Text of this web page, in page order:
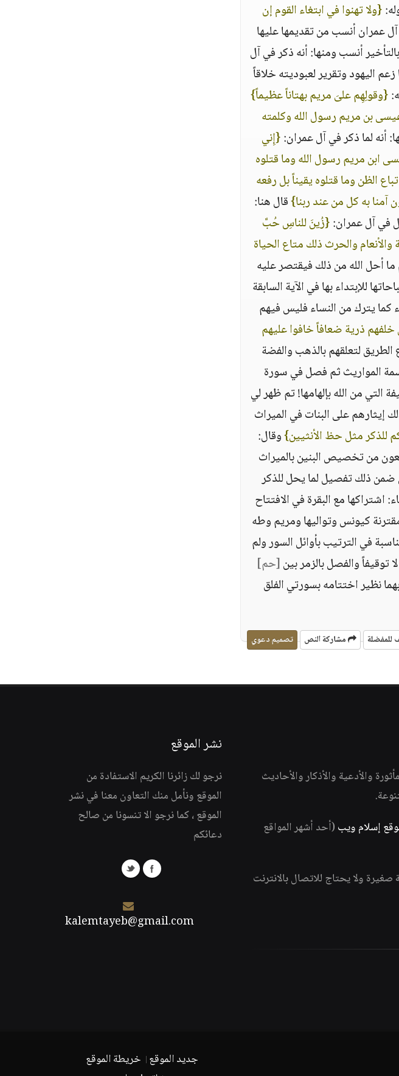
{‏ولا تهنوا في ابتغاء القوم إن
عمران أنسب من تقديمها عليها
أنسب ومنها‏:‏ أنه ذكر في آل
اليهود وتقرير لعبوديته خلاقاً
{‏وقولِهِم علىَ مريم بهتاناً عظيماً‏}
عيسى بن مريم رسول الله وكلمته
أنه لما ذكر في آل عمران‏:‏ {‏إِني
ابن مريم رسول الله وما قتلوه
الظن وما قتلوه يقيناً بل رفعه
آمنا به كل من عند ربنا‏}‏ قال هنا‏:‏
في آل عمران‏:‏ {‏زُينَ للناسِ حُبَّ
والحرث ذلك متاع الحياة
أحل الله من ذلك فيقتصر عليه
للإبتداء بها في الآية السابقة
كما يترك من النساء فليس فيهم
ذرية ضعافاً خافوا عليهم
لتعلقهم بالذهب والفضة
المواريث ثم فصل في سورة
التي من الله بإلهامها‏!‏ تم ظهر لي
إيثارهم على البنات في الميراث
للذكر مثل حظ الأنثيين‏}‏ وقال‏:‏
من تخصيص البنين بالميراث
ضمن ذلك تفصيل لما يحل للذكر
مع البقرة في الافتتاح
كيونس وتواليها ومريم وطه
في الترتيب بأوائل السور ولم
والفصل بالزمر بين [‏حم‏]
نظير اختتامه بسورتي الفلق
للمفضلة مشاركة النص تصميم دعوي
والأدعية والأذكار والأحاديث
إسلام ويب (أحد أشهر المواقع
ولا يحتاج للاتصال بالانترنت
نشر الموقع
نرجو لك زائرنا الكريم الاستفادة من
الموقع ونأمل منك التعاون معنا في نشر
الموقع ، كما نرجو الا تنسونا من صالح
دعائكم
kalemtayeb@gmail.com
جديد الموقع خريطة الموقع